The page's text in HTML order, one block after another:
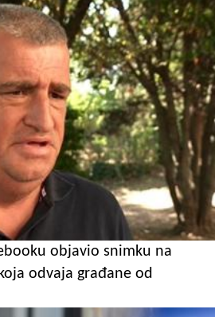
objavio snimku na
odvaja građane od